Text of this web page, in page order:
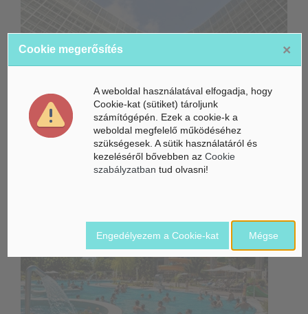
Életbe léptek az Európai Unióban a mesterséges intelligencia
Gyorsabbá válhat a fúziós üzemanyag fejlesztése a
mesterséges intelligenciával
Látó robotkerekesszék segíthet önállóbbá tenni a
mozgáskorlátozott embereket
Belföldi hírek /
Cookie megerősítés ×
A weboldal használatával elfogadja, hogy
Cookie-kat (sütiket) tároljunk
számítógépén. Ezek a cookie-k a
weboldal megfelelő működéséhez
szükségesek. A sütik használatáról és
kezeléséről bővebben az Cookie
szabályzatban tud olvasni!
Mégse
Engedélyezem a Cookie-kat